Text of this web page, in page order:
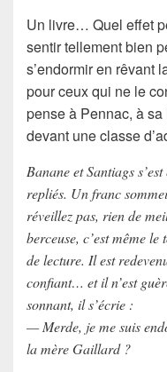
Un livre… Quel effet
sentir tellement bien
s’endormir en rêvant
pour ceux qui ne le
pense à Pennac, à
devant une classe
Banane et Santiags
repliés. Un franc
réveillez pas, rien de
berceuse, c’est même
de lecture. Il est
confiant… et il n’est
sonnant, il s’écrie :
— Merde, je me suis
la mère Gaillard ?